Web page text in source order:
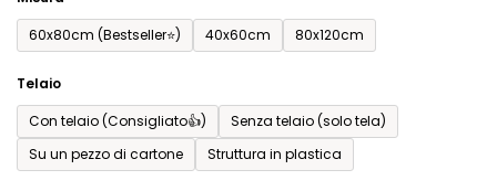
60x80cm (Bestseller⭐)
40x60cm 80x120cm
Telaio
Con telaio (Consigliato👍)
Senza telaio (solo tela)
Su un pezzo di cartone
Struttura in plastica